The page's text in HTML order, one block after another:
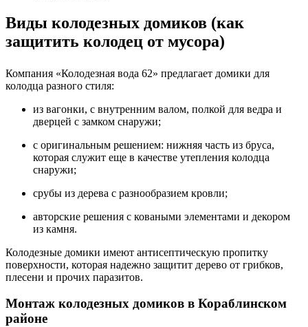
Виды колодезных домиков (как
защитить колодец от мусора)
Компания «Колодезная вода 62» предлагает домики для
колодца разного стиля:
из вагонки, с внутренним валом, полкой для ведра и
дверцей с замком снаружи;
с оригинальным решением: нижняя часть из бруса,
которая служит еще в качестве утепления колодца
снаружи;
срубы из дерева с разнообразием кровли;
авторские решения с коваными элементами и декором
из камня.
Колодезные домики имеют антисептическую пропитку
поверхности, которая надежно защитит дерево от грибков,
плесени и прочих паразитов.
Монтаж колодезных домиков в Кораблинском
районе